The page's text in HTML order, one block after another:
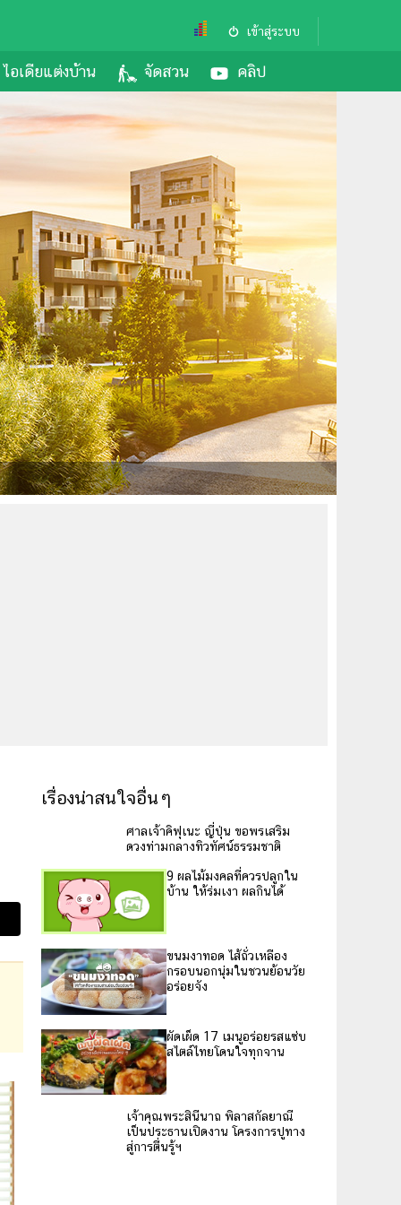
เข้าสู่ระบบ
ไอเดียแต่งบ้าน จัดสวน คลิป
เรื่องน่าสนใจอื่นๆ
ศาลเจ้าคิฟุเนะ ญี่ปุ่น ขอพรเสริม
ดวงท่ามกลางทิวทัศน์ธรรมชาติ
9 ผลไม้มงคลที่ควรปลูกใน
บ้าน ให้ร่มเงา ผลกินได้
ขนมงาทอด ไส้ถั่วเหลือง
กรอบนอกนุ่มในชวนย้อนวัย
อร่อยจัง
ผัดเผ็ด 17 เมนูอร่อยรสแซ่บ
สไตล์ไทยโดนใจทุกจาน
เจ้าคุณพระสินีนาถ พิลาส
กัลยาณี เป็นประธานเปิด
งาน โครงการปูทางสู่การตื่น